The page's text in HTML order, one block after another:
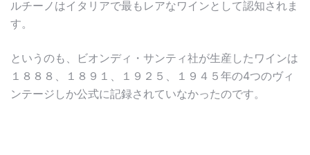
ルチーノはイタリアで最もレアなワインとして認知されま
す。
というのも、ビオンディ・サンティ社が生産したワインは
１８８８、１８９１、１９２５、１９４５年の4つのヴィ
ンテージしか公式に記録されていなかったのです。